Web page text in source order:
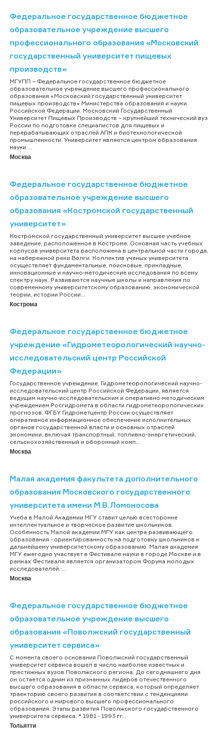
Федеральное государственное бюджетное
образовательное учреждение высшего
профессионального образования «Московский
государственный университет пищевых
производств»
МГУПП – Федеральное государственное бюджетное
образовательное учреждение высшего профессионального
образования «Московский государственный университет
пищевых производств» Министерства образования и науки
Российской Федерации. Московский Государственный
Университет Пищевых Производств – крупнейший технический вуз
России по подготовке специалистов для пищевых и
перерабатывающих отраслей АПК и биотехнологической
промышленности. Университет является центром образования
науки ...
Москва
Федеральное государственное бюджетное
образовательное учреждение высшего
образования «Костромской государственный
университет»
Костромской государственный университет высшее учебное
заведение, расположенное в Костроме. Основная часть учебных
корпусов университета расположена в центральной части города,
на набережной реки Волги. Коллектив ученых университета
осуществляет фундаментальные, поисковые, прикладные,
инновационные и научно-методические исследования по всему
спектру наук. Развиваются научные школы и направления по
современному университетскому образованию, экономической
теории, истории России...
Кострома
Федеральное государственное бюджетное
учреждение «Гидрометеорологический научно-
исследовательский центр Российской
Федерации»
Государственное учреждение, Гидрометеорологический научно-
исследовательский центр Российской Федерации, является
ведущим научно-исследовательским и оперативно-методическим
учреждением Росгидромета в области гидрометеорологических
прогнозов. ФГБУ Гидрометцентр России осуществляет
оперативное информационное обеспечение исполнительных
органов государственной власти и основных отраслей
экономики, включая транспортный, топливно-энергетический,
сельскохозяйственный и оборонный комп...
Москва
Малая академия факультета дополнительного
образования Московского государственного
университета имени М.В.Ломоносова
Учеба в Малой Академии МГУ ставит целью всесторонне
интеллектуальное и творческое развитие школьников.
Особенность Малой академии МГУ как центра развивающего
образования - ориентированность на подготовку школьников к
дальнейшему университетскому образованию. Малая академия
МГУ ежегодно участвует в Фестивале науки в городе Москве и в
рамках Фестиваля является организатором Форума молодых
исследователей. ...
Москва
Федеральное государственное бюджетное
образовательное учреждение высшего
образования «Поволжский государственный
университет сервиса»
С момента своего основания Поволжский государственный
университет сервиса вошел в число наиболее известных и
престижных вузов Поволжского региона. До сегодняшнего дня
он остается одним из признанных лидеров отечественного
высшего образования в области сервиса, который определяет
траекторию своего развития в соответствии с тенденциями
российского и мирового высшего профессионального
образования. Этапы развития Поволжского государственного
университета сервиса: * 1981 - 1993 гг...
Тольятти